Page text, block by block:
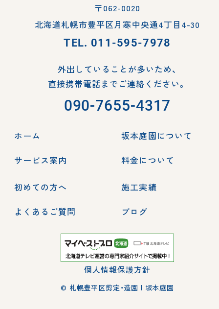
〒062-0020
北海道札幌市豊平区月寒中央通4丁目4-30
TEL. 011-595-7978
外出していることが多いため、
直接携帯電話までご連絡ください。
090-7655-4317
ホーム
坂本庭園について
サービス案内
料金について
初めての方へ
施工実績
よくあるご質問
ブログ
個人情報保護方針
© 札幌豊平区剪定・造園 | 坂本庭園